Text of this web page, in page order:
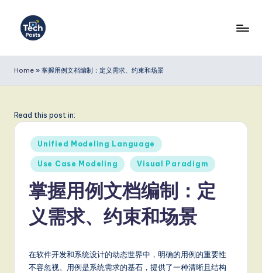
e
P
S
m
Home » 掌握用例文档编制：定义需求、约束和场景
Read this post in:
Posted
in
Unified Modeling Language
Use Case Modeling Visual Paradigm
掌握用例文档编制：定
义需求、约束和场景
在软件开发和系统设计的动态世界中，明确的用例的重要性
不容忽视。用例是系统需求的基石，提供了一种清晰且结构